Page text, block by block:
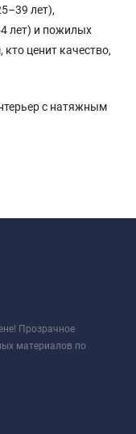
лет),
лет) и пожилых
ценит качество,
с натяжным
Прозрачное
материалов по